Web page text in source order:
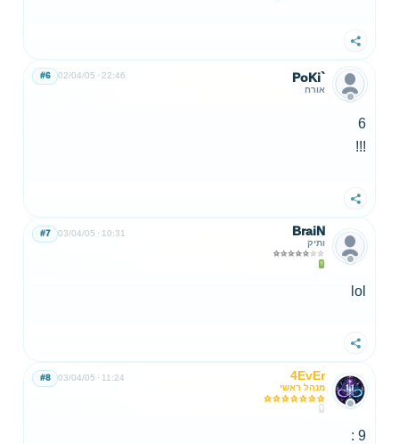
שתף
PoKi`
אורח
02/04/05 22:46
#6
6
!!!
שתף
BraiN
ותיק
03/04/05 10:31
#7
lol
שתף
4EvEr
מנהל ראשי
03/04/05 11:24
#8
9 :